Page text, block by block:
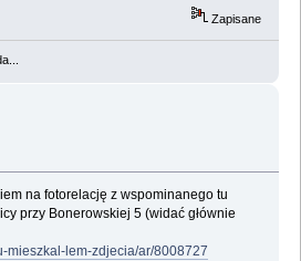
Zapisane
na fotorelację z wspominanego tu
przy Bonerowskiej 5 (widać głównie
mieszkal-lem-zdjecia/ar/8008727